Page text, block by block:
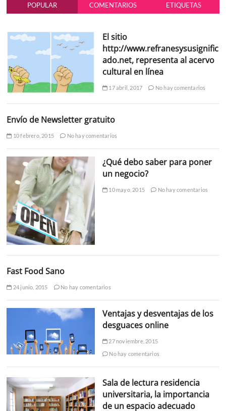
POPULAR COMENTARIOS ETIQUETAS
El sitio
http://www.refranesysusignific
ado.net, representa al acervo
cultural en línea
17 abril, 2017 No hay comentarios
Envío de Newsletter gratuito
10 febrero, 2015 No hay comentarios
¿Qué debo saber para poner
un negocio?
10 mayo, 2015 No hay comentarios
Fast Food Sano
24 junio, 2015 No hay comentarios
Ventajas y desventajas de los
desguaces online
27 noviembre, 2015
No hay comentarios
Sala de lectura residencia
universitaria, la importancia
de un espacio adecuado